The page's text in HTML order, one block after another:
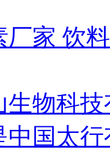
家 饮
生物科
中国太